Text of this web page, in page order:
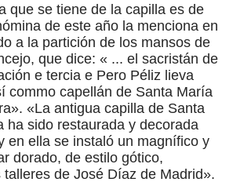
que se tiene de la capilla es de
de este año la menciona en
a la partición de los mansos de
que dice: « ... el sacristán de
e tercia e Pero Péliz lieva
commo capellán de Santa María
«La antigua capilla de Santa
ha sido restaurada y decorada
en ella se instaló un magnífico y
dorado, de estilo gótico,
de José Díaz de Madrid».